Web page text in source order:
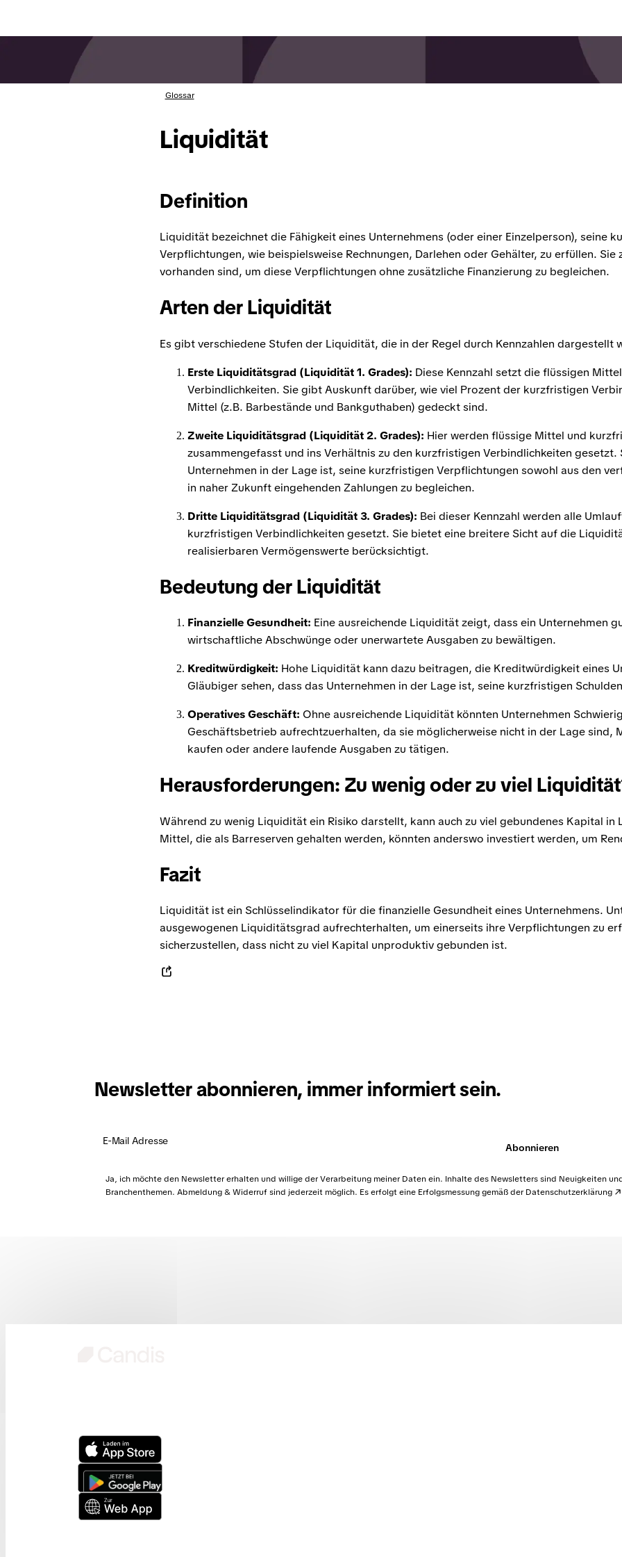
Glossar
Liquidität
Definition
Liquidität bezeichnet die Fähigkeit eines Unternehmens (oder einer Einzelperson), seine
Verpflichtungen, wie beispielsweise Rechnungen, Darlehen oder Gehälter, zu erfüllen.
vorhanden sind, um diese Verpflichtungen ohne zusätzliche Finanzierung zu begleichen.
Arten der Liquidität
Es gibt verschiedene Stufen der Liquidität, die in der Regel durch Kennzahlen dargestellt
Erste Liquiditätsgrad (Liquidität 1. Grades): Diese Kennzahl setzt die flüssigen
Verbindlichkeiten. Sie gibt Auskunft darüber, wie viel Prozent der kurzfristigen
Mittel (z.B. Barbestände und Bankguthaben) gedeckt sind.
Zweite Liquiditätsgrad (Liquidität 2. Grades): Hier werden flüssige Mittel und
zusammengefasst und ins Verhältnis zu den kurzfristigen Verbindlichkeiten gesetzt.
Unternehmen in der Lage ist, seine kurzfristigen Verpflichtungen sowohl aus den
in naher Zukunft eingehenden Zahlungen zu begleichen.
Dritte Liquiditätsgrad (Liquidität 3. Grades): Bei dieser Kennzahl werden alle
kurzfristigen Verbindlichkeiten gesetzt. Sie bietet eine breitere Sicht auf die
realisierbaren Vermögenswerte berücksichtigt.
Bedeutung der Liquidität
Finanzielle Gesundheit: Eine ausreichende Liquidität zeigt, dass ein Unternehmen
wirtschaftliche Abschwünge oder unerwartete Ausgaben zu bewältigen.
Kreditwürdigkeit: Hohe Liquidität kann dazu beitragen, die Kreditwürdigkeit eines
Gläubiger sehen, dass das Unternehmen in der Lage ist, seine kurzfristigen
Operatives Geschäft: Ohne ausreichende Liquidität könnten Unternehmen
Geschäftsbetrieb aufrechtzuerhalten, da sie möglicherweise nicht in der Lage sind,
kaufen oder andere laufende Ausgaben zu tätigen.
Herausforderungen: Zu wenig oder zu viel
Während zu wenig Liquidität ein Risiko darstellt, kann auch zu viel gebundenes Kapital
Mittel, die als Barreserven gehalten werden, könnten anderswo investiert werden, um
Fazit
Liquidität ist ein Schlüsselindikator für die finanzielle Gesundheit eines Unternehmens.
ausgewogenen Liquiditätsgrad aufrechterhalten, um einerseits ihre Verpflichtungen zu
sicherzustellen, dass nicht zu viel Kapital unproduktiv gebunden ist.
Newsletter abonnieren, immer informiert sein.
Abonnieren
Ja, ich möchte den Newsletter erhalten und willige der Verarbeitung meiner Daten ein. Inhalte des Newsletters sind Neuigkeiten
Branchenthemen. Abmeldung & Widerruf sind jederzeit möglich. Es erfolgt eine Erfolgsmessung gemäß der Datenschutzerklärung